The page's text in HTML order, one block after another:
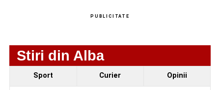
Ultimele știri din Sebeș
PUBLICITATE
Stiri din Alba
Sport Curier Opinii